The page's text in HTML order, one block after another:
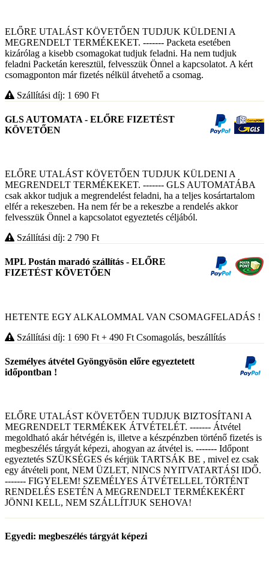
ELŐRE UTALÁST KÖVETŐEN TUDJUK KÜLDENI A
MEGRENDELT TERMÉKEKET. ------- Packeta esetében
kizárólag a kisebb csomagokat tudjuk feladni. Ha nem tudjuk
feladni Packetán keresztül, felvesszük Önnel a kapcsolatot. A kért
csomagponton már fizetés nélkül átvehető a csomag.
Szállítási díj: 1 690 Ft
GLS AUTOMATA - ELŐRE FIZETÉST
KÖVETŐEN
ELŐRE UTALÁST KÖVETŐEN TUDJUK KÜLDENI A
MEGRENDELT TERMÉKEKET. ------- GLS AUTOMATÁBA
csak akkor tudjuk a megrendelést feladni, ha a teljes kosártartalom
elfér a rekeszeben. Ha nem fér be a rekeszbe a rendelés akkor
felvesszük Önnel a kapcsolatot egyeztetés céljából.
Szállítási díj: 2 790 Ft
MPL Postán maradó szállítás - ELŐRE
FIZETÉST KÖVETŐEN
HETENTE EGY ALKALOMMAL VAN CSOMAGFELADÁS !
Szállítási díj: 1 690 Ft + 490 Ft Csomagolás, beszállítás
Személyes átvétel Gyöngyösön előre egyeztetett
időpontban !
ELŐRE UTALÁST KÖVETŐEN TUDJUK BIZTOSÍTANI A
MEGRENDELT TERMÉKEK ÁTVÉTELÉT. ------- Átvétel
megoldható akár hétvégén is, illetve a készpénzben történő fizetés is
megbeszélés tárgyát képezi, ahogyan az átvétel is. ------- Időpont
egyeztetés SZÜKSÉGES és kérjük TARTSÁK BE , mivel ez csak
egy átvételi pont, NEM ÜZLET, NINCS NYITVATARTÁSI IDŐ.
------- FIGYELEM! SZEMÉLYES ÁTVÉTELLEL TÖRTÉNT
RENDELÉS ESETÉN A MEGRENDELT TERMÉKEKÉRT
JÖNNI KELL, NEM SZÁLLÍTJUK SEHOVA!
Egyedi: megbeszélés tárgyát képezi